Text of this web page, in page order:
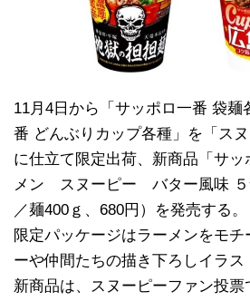
11月4日から「サッポロ一番 袋麺
番 どんぶりカップ各種」を「スヌ
に仕立て限定出荷、新商品「サ
メン スヌーピー バター風味 ５
／麺400ｇ、680円）を発売する。
限定パッケージはラーメンをモ
ーや仲間たちの描き下ろしイラス
新商品は、スヌーピーファン投